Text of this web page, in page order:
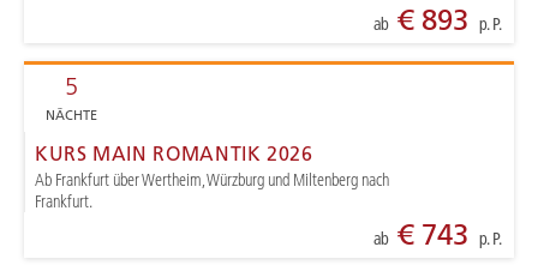
ab€ 893 p. P.
5
NÄCHTE
KURS MAIN ROMANTIK 2026
Ab Frankfurt über Wertheim, Würzburg und Miltenberg nach
Frankfurt.
ab€ 743 p. P.